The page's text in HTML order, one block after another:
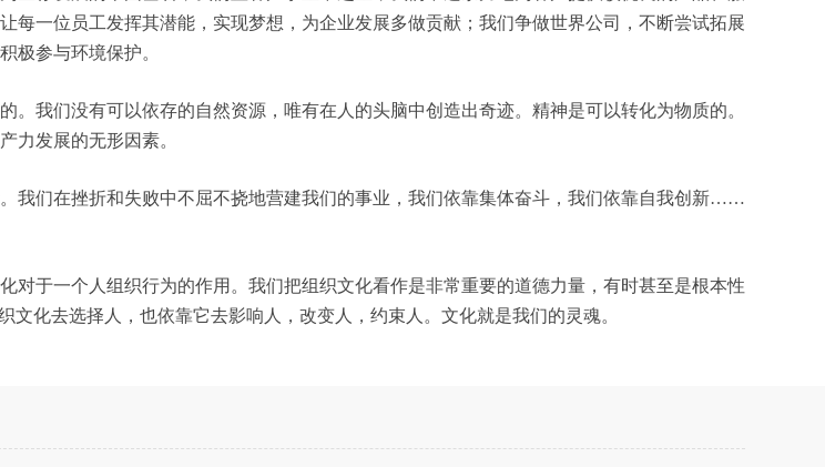
一位员工发挥其潜能，实现梦想，为企业发展多做贡献；我们争做世界公司，不断尝试拓展
极参与环境保护。
我们没有可以依存的自然资源，唯有在人的头脑中创造出奇迹。精神是可以转化为物质的。
力发展的无形因素。
我们在挫折和失败中不屈不挠地营建我们的事业，我们依靠集体奋斗，我们依靠自我创新……
于一个人组织行为的作用。我们把组织文化看作是非常重要的道德力量，有时甚至是根本性
化去选择人，也依靠它去影响人，改变人，约束人。文化就是我们的灵魂。